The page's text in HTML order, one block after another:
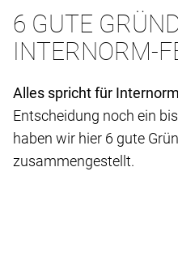
6 GUTE
INTERNORM-
Alles spricht für
Entscheidung noch ein
haben wir hier 6 gute
zusammengestellt.